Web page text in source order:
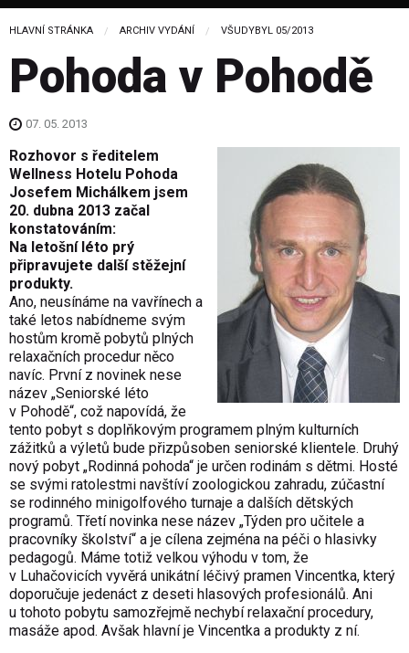
HLAVNÍ STRÁNKA ARCHIV VYDÁNÍ VŠUDYBYL 05/2013
Pohoda v Pohodě
07. 05. 2013
Rozhovor s ředitelem
Wellness Hotelu Pohoda
Josefem Michálkem jsem
20. dubna 2013 začal
konstatováním:
Na letošní léto prý
připravujete další stěžejní
produkty.
Ano, neusínáme na vavřínech a
také letos nabídneme svým
hostům kromě pobytů plných
relaxačních procedur něco
navíc. První z novinek nese
název „Seniorské léto
v Pohodě“, což napovídá, že
tento pobyt s doplňkovým programem plným kulturních
zážitků a výletů bude přizpůsoben seniorské klientele. Druhý
nový pobyt „Rodinná pohoda“ je určen rodinám s dětmi. Hosté
se svými ratolestmi navštíví zoologickou zahradu, zúčastní
se rodinného minigolfového turnaje a dalších dětských
programů. Třetí novinka nese název „Týden pro učitele a
pracovníky školství“ a je cílena zejména na péči o hlasivky
pedagogů. Máme totiž velkou výhodu v tom, že
v Luhačovicích vyvěrá unikátní léčivý pramen Vincentka, který
doporučuje jedenáct z deseti hlasových profesionálů. Ani
u tohoto pobytu samozřejmě nechybí relaxační procedury,
masáže apod. Avšak hlavní je Vincentka a produkty z ní.